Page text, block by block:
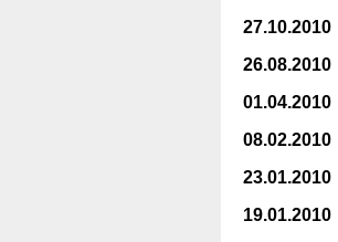
27.10.2010
26.08.2010
01.04.2010
08.02.2010
23.01.2010
19.01.2010